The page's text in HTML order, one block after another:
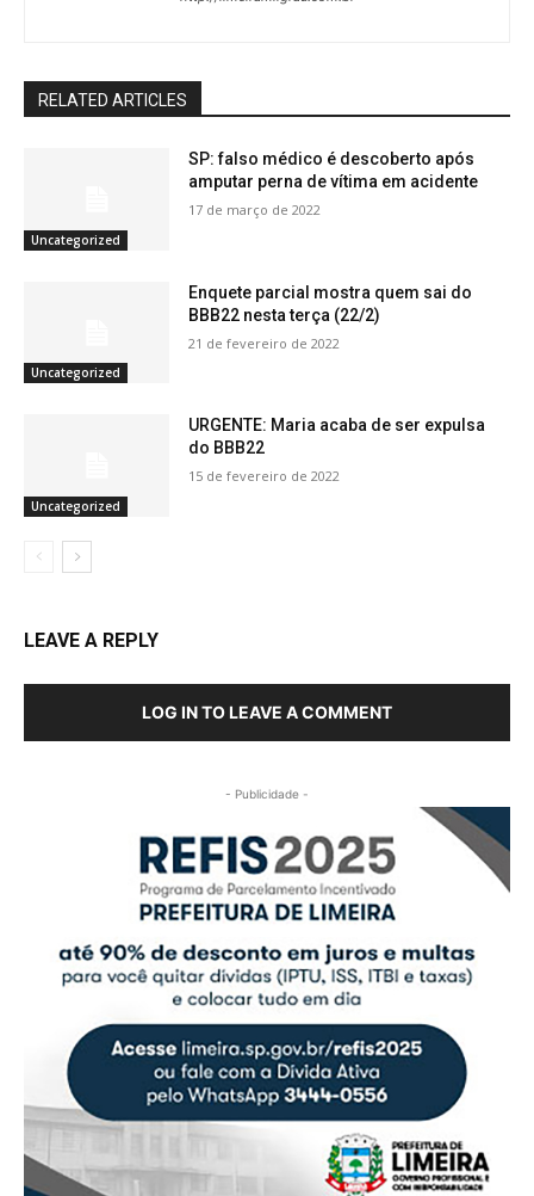
RELATED ARTICLES
Uncategorized
SP: falso médico é descoberto após
amputar perna de vítima em acidente
17 de março de 2022
Uncategorized
Enquete parcial mostra quem sai do
BBB22 nesta terça (22/2)
21 de fevereiro de 2022
Uncategorized
URGENTE: Maria acaba de ser expulsa
do BBB22
15 de fevereiro de 2022
LEAVE A REPLY
LOG IN TO LEAVE A COMMENT
- Publicidade -